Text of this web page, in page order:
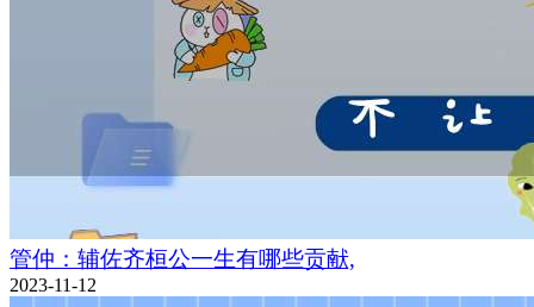
管仲：辅佐齐桓公一生有哪些贡献,
2023-11-12